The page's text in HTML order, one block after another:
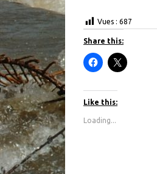
Vues : 687
Share this:
C
l
k
o
s
h
C
l
Like this:
Loading...